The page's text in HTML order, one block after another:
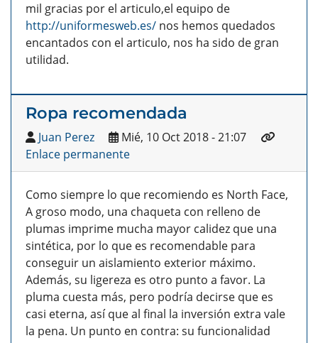
mil gracias por el articulo,el equipo de
http://uniformesweb.es/ nos hemos quedados
encantados con el articulo, nos ha sido de gran
utilidad.
Ropa recomendada
Juan Perez
Mié, 10 Oct 2018 - 21:07
Enlace permanente
Como siempre lo que recomiendo es North Face,
A groso modo, una chaqueta con relleno de
plumas imprime mucha mayor calidez que una
sintética, por lo que es recomendable para
conseguir un aislamiento exterior máximo.
Además, su ligereza es otro punto a favor. La
pluma cuesta más, pero podría decirse que es
casi eterna, así que al final la inversión extra vale
la pena. Un punto en contra: su funcionalidad